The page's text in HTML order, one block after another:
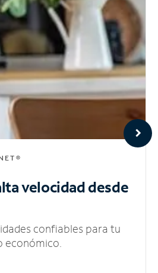
velocidaddesde
confiables para tu
económico.